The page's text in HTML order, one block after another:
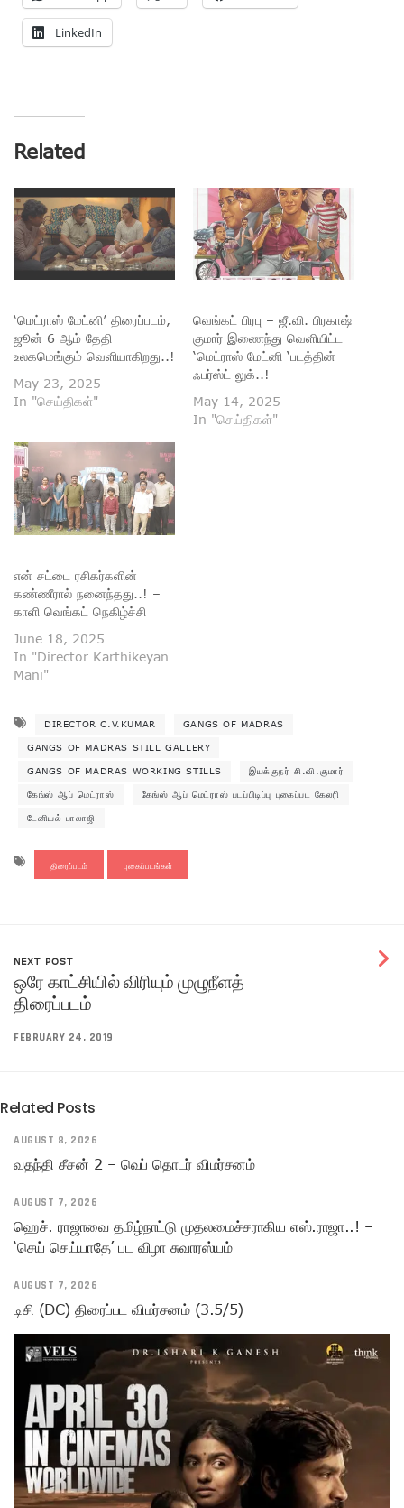
LinkedIn
Related
‘மெட்ராஸ் மேட்னி’ திரைப்படம்,
ஜூன் 6 ஆம் தேதி
உலகமெங்கும் வெளியாகிறது..!
May 23, 2025
In "செய்திகள்"
வெங்கட் பிரபு – ஜீ.வி. பிரகாஷ்
குமார் இணைந்து வெளியிட்ட
‘மெட்ராஸ் மேட்னி ‘படத்தின்
ஃபர்ஸ்ட் லுக்..!
May 14, 2025
In "செய்திகள்"
என் சட்டை ரசிகர்களின்
கண்ணீரால் நனைந்தது..! –
காளி வெங்கட் நெகிழ்ச்சி
June 18, 2025
In "Director Karthikeyan
Mani"
DIRECTOR C.V.KUMAR GANGS OF MADRAS
GANGS OF MADRAS STILL GALLERY
GANGS OF MADRAS WORKING STILLS இயக்குநர் சி.வி.குமார்
கேங்ஸ் ஆப் மெட்ராஸ் கேங்ஸ் ஆப் மெட்ராஸ் படப்பிடிப்பு புகைப்பட கேலரி
டேனியல் பாலாஜி
திரைப்படம் புகைப்படங்கள்
NEXT POST
ஒரே காட்சியில் விரியும் முழுநீளத்
திரைப்படம்
FEBRUARY 24, 2019
Related Posts
AUGUST 8, 2026
வதந்தி சீசன் 2 – வெப் தொடர் விமர்சனம்
AUGUST 7, 2026
ஹெச். ராஜாவை தமிழ்நாட்டு முதலமைச்சராகிய எஸ்.ராஜா..! –
‘செய் செய்யாதே’ பட விழா சுவாரஸ்யம்
AUGUST 7, 2026
டிசி (DC) திரைப்பட விமர்சனம் (3.5/5)